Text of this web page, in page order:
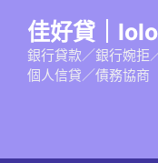
佳好貸｜
銀行貸款／銀行婉拒
個人信貸／債務協商